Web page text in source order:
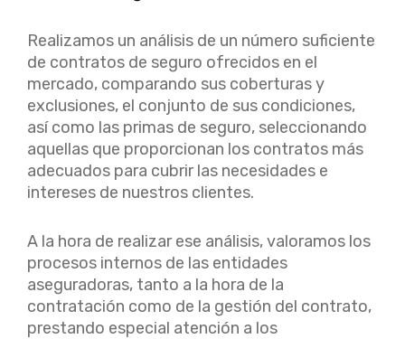
Realizamos un análisis de un número suficiente
de contratos de seguro ofrecidos en el
mercado, comparando sus coberturas y
exclusiones, el conjunto de sus condiciones,
así como las primas de seguro, seleccionando
aquellas que proporcionan los contratos más
adecuados para cubrir las necesidades e
intereses de nuestros clientes.
A la hora de realizar ese análisis, valoramos los
procesos internos de las entidades
aseguradoras, tanto a la hora de la
contratación como de la gestión del contrato,
prestando especial atención a los